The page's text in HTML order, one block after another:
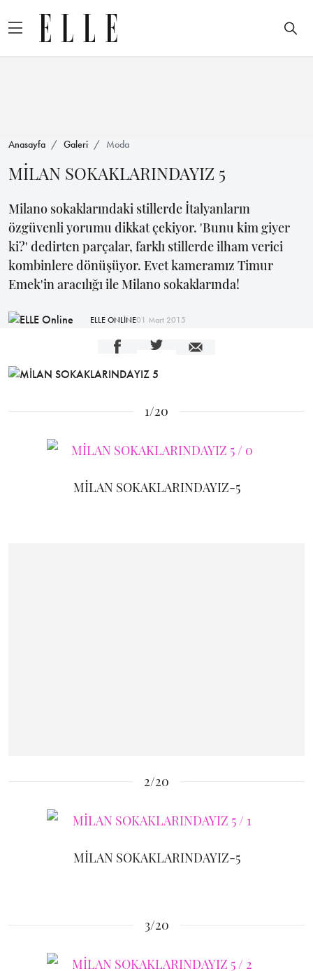
Anasayfa Galeri Moda
MİLAN SOKAKLARINDAYIZ 5
Milano sokaklarındaki stillerde İtalyanların
özgüvenli yorumu dikkat çekiyor. 'Bunu kim giyer
ki?' dedirten parçalar, farklı stillerde ilham verici
kombinlere dönüşüyor. Evet kameramız Timur
Emek'in aracılığı ile Milano sokaklarında!
ELLE ONLİNE01 Mart 2015
1/20
MİLAN SOKAKLARINDAYIZ-5
2/20
MİLAN SOKAKLARINDAYIZ-5
3/20